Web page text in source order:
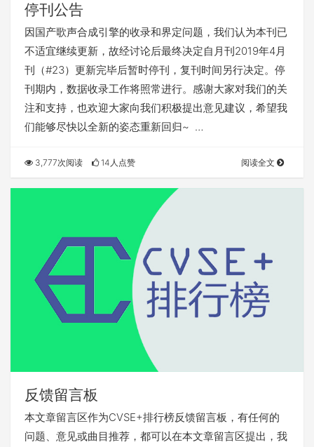
停刊公告
因国产歌声合成引擎的收录和界定问题，我们认为本刊已
不适宜继续更新，故经讨论后最终决定自月刊2019年4月
刊（#23）更新完毕后暂时停刊，复刊时间另行决定。停
刊期内，数据收录工作将照常进行。感谢大家对我们的关
注和支持，也欢迎大家向我们积极提出意见建议，希望我
们能够尽快以全新的姿态重新回归~ …
3,777次阅读 14人点赞 阅读全文
反馈留言板
本文章留言区作为CVSE+排行榜反馈留言板，有任何的
问题、意见或曲目推荐，都可以在本文章留言区提出，我